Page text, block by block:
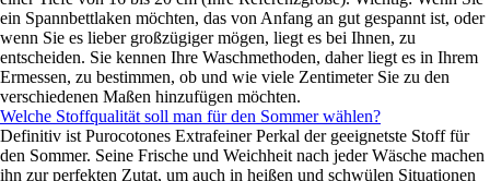
ein Spannbettlaken möchten, das von Anfang an gut gespannt ist, oder
wenn Sie es lieber großzügiger mögen, liegt es bei Ihnen, zu
entscheiden. Sie kennen Ihre Waschmethoden, daher liegt es in Ihrem
Ermessen, zu bestimmen, ob und wie viele Zentimeter Sie zu den
verschiedenen Maßen hinzufügen möchten.
Welche Stoffqualität soll man für den Sommer wählen?
Definitiv ist Purocotones Extrafeiner Perkal der geeignetste Stoff für
den Sommer. Seine Frische und Weichheit nach jeder Wäsche machen
ihn zur perfekten Zutat, um auch in heißen und schwülen Situationen